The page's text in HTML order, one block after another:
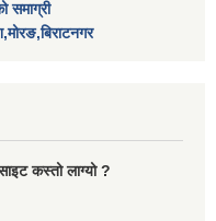
समाग्री
कस्तो लाग्यो ?